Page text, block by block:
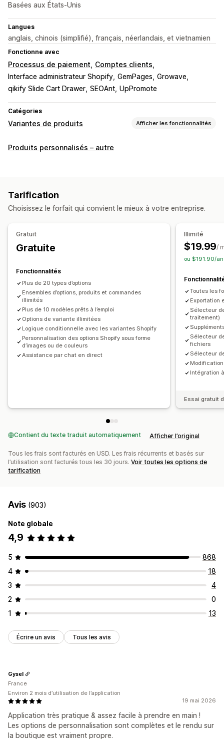
Basées aux États-Unis
Langues
anglais, chinois (simplifié), français, néerlandais, et vietnamien
Fonctionne avec
Processus de paiement Comptes clients
Interface administrateur Shopify GemPages Growave
qikify Slide Cart Drawer SEOAnt UpPromote
Catégories
Variantes de produits Afficher les fonctionnalités
Personnalisation
Texte personnalisé
CSS personnalisées HTML personnalisé Prévisualisation
Tarification
Suppléments par variante
Suppléments premium
Stock
Masquer les produits en rupture de stock
Mises à jour automatiques
Produits personnalisés – autre
Tarification
Choisissez le forfait qui convient le mieux à votre entreprise.
Gratuit
Gratuite
Fonctionnalités
Plus de 20 types d’options
Ensembles d’options, produits et commandes
illimités
Plus de 10 modèles prêts à l’emploi
Options de variante illimitées
Logique conditionnelle avec les variantes Shopify
Personnalisation des options Shopify sous forme
d’images ou de couleurs
Assistance par chat en direct
Illimité
$19.99/
ou $191.90/
Toutes les
Exportation
Sélecteur
traitement)
Sélecteur
fichiers
Sélecteur
Intégration
Essai gratuit
Contient du texte traduit automatiquement Afficher l’original
Tous les frais sont facturés en USD. Les frais récurrents et basés sur
l’utilisation sont facturés tous les 30 jours. Voir toutes les options de
tarification
Avis (903)
Note globale
4,9
5
868
4
18
3
4
2
0
1
13
Écrire un avis Tous les avis
19 mai 2026
Application très pratique & assez facile à prendre en main !
Les options de personnalisation sont complètes et le rendu sur
la boutique est vraiment propre.
Gysel
France
Environ 2 mois d’utilisation de l’application